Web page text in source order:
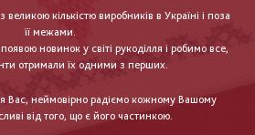
кількістю виробників в Україні і поза
її межами.
новинок у світі рукоділля і робимо все,
отримали їх одними з перших.
неймовірно радіємо кожному Вашому
від того, що є його частинкою.